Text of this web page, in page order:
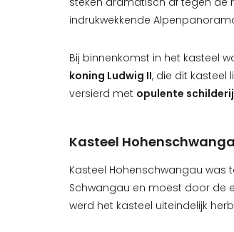
indrukwekkende
Bij binnenkomst in het kasteel
koning Ludwig II, die dit kasteel
versierd met opulente
Kasteel
Kasteel Hohenschwangau was
Schwangau en moest door de
werd het kasteel uiteindelijk